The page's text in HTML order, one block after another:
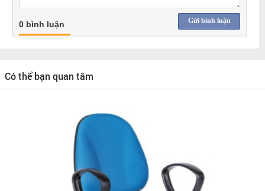
Gửi bình luận
0 bình luận
Có thể bạn quan tâm